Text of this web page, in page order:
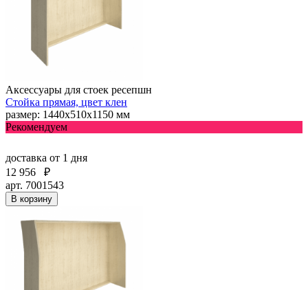
Аксессуары для стоек ресепшн
Стойка прямая, цвет клен
размер: 1440х510х1150 мм
Рекомендуем
доставка от 1 дня
12 956
₽
арт. 7001543
В корзину